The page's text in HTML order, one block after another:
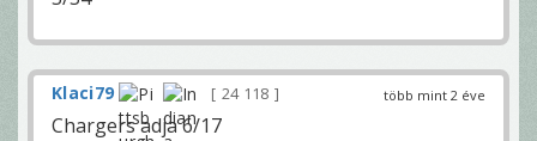
több mint 2 éve
Klaci79 24 118
Chargers adja 6/17